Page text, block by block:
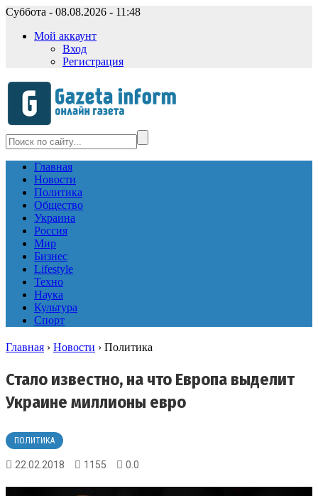
Суббота - 08.08.2026 - 11:48
Мой аккаунт
Вход
Регистрация
Главная
Новости
Политика
Общество
Украина
Россия
Мир
Бизнес
Lifestyle
Техно
Наука
Культура
Спорт
Главная › Новости › Политика
Стало известно, на что Европа выделит
Украине миллионы евро
ПОЛИТИКА
22.02.2018 1155 0.0